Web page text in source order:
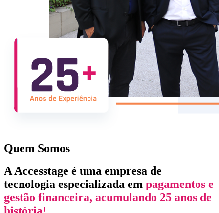
Quem Somos
A Accesstage é uma empresa de
tecnologia especializada em pagamentos e
gestão financeira, acumulando 25 anos de